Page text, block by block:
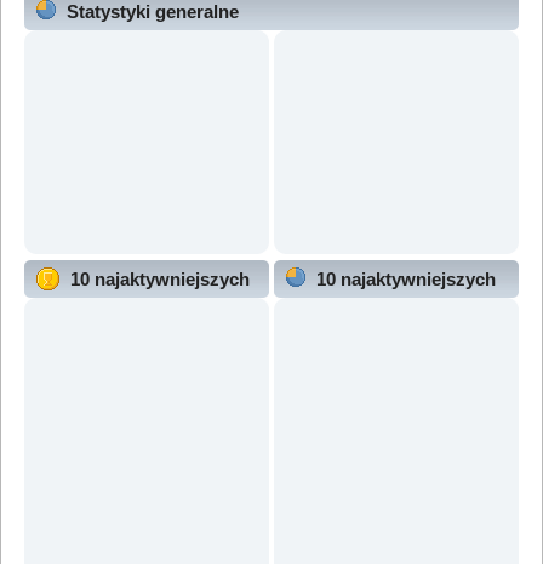
Statystyki generalne
10 najaktywniejszych
10 najaktywniejszych